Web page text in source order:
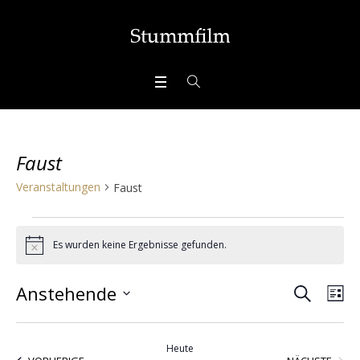
Faust
Veranstaltungen Faust
Veranstaltungen
HinweisEs wurden keine Ergebnisse gefunden.
Suche
SUCHE
Anstehende
Heute